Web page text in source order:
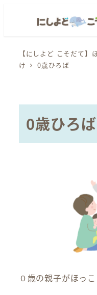
【にしよど こそだて】
け
0歳ひろば
0歳ひろば
０歳の親子がほっ